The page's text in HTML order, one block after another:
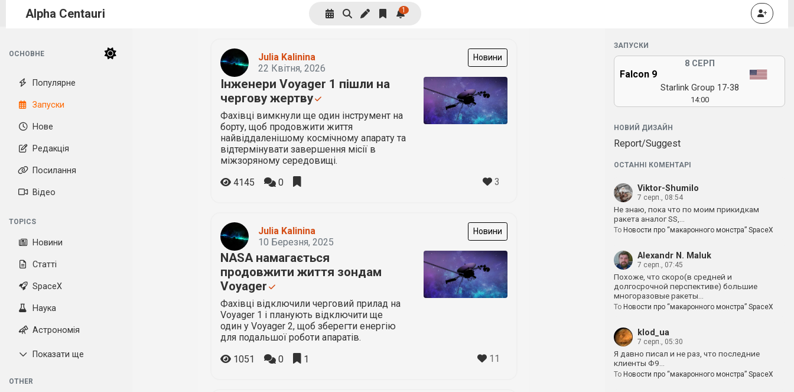
Alpha Centauri 1
ОСНОВНЕ
Популярне
Запуски
Нове
Редакція
Посилання
Відео
TOPICS
Новини
Статті
SpaceX
Наука
Астрономія
Показати ще
OTHER
Julia Kalinina
22 Квітня, 2026
Новини
Інженери Voyager 1 пішли на
чергову жертву
Фахівці вимкнули ще один інструмент на
борту, щоб продовжити життя
найвіддаленішому космічному апарату та
відтермінувати завершення місії в
міжзоряному середовищі.
4145
0 3
Julia Kalinina
10 Березня, 2025
Новини
NASA намагається
продовжити життя зондам
Voyager
Фахівці відключили черговий прилад на
Voyager 1 і планують відключити ще
один у Voyager 2, щоб зберегти енергію
для подальшої роботи апаратів.
1051
0 1 11
ЗАПУСКИ
8 СЕРП
Falcon 9
Starlink Group 17-38
14:00
НОВИЙ ДИЗАЙН
Report/Suggest
ОСТАННІ КОМЕНТАРІ
Viktor-Shumilo
7 серп., 08:54
Не знаю, пока что по моим прикидкам
ракета аналог SS,…
To Новости про “макаронного монстра” SpaceX
Alexandr N. Maluk
7 серп., 07:45
Похоже, что скоро(в средней и
долгосрочной перспективе) большие
многоразовые ракеты…
To Новости про “макаронного монстра” SpaceX
klod_ua
7 серп., 05:30
Я давно писал и не раз, что последние
клиенты Ф9…
To Новости про “макаронного монстра” SpaceX